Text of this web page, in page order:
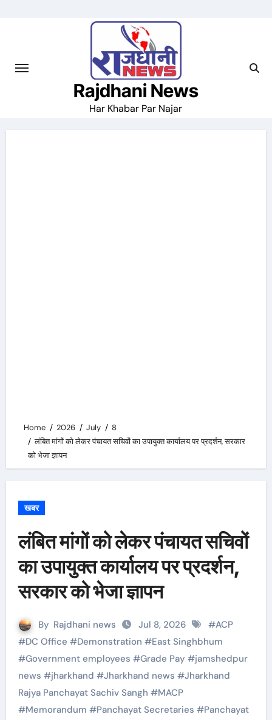
Rajdhani News
Har Khabar Par Najar
Home 2026 July
8
लंबित मांगों को लेकर पंचायत सचिवों का उपायुक्त कार्यालय पर प्रदर्शन, सरकार
को भेजा ज्ञापन
खबर
लंबित मांगों को लेकर पंचायत सचिवों
का उपायुक्त कार्यालय पर प्रदर्शन,
सरकार को भेजा ज्ञापन
By Rajdhani news Jul 8, 2026 #ACP
#DC Office #Demonstration #East Singhbhum
#Government employees #Grade Pay #jamshedpur
news #jharkhand #Jharkhand news #Jharkhand
Rajya Panchayat Sachiv Sangh #MACP
#Memorandum #Panchayat Secretaries #Panchayat